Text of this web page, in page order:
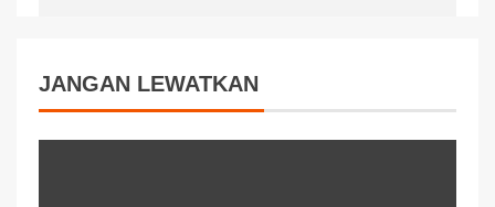
JANGAN LEWATKAN